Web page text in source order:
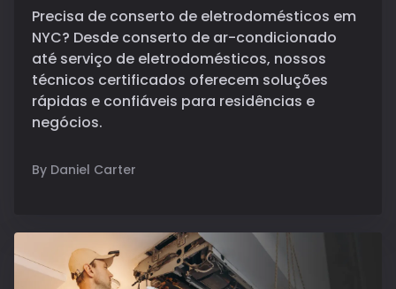
Precisa de conserto de eletrodomésticos em
NYC? Desde conserto de ar-condicionado
até serviço de eletrodomésticos, nossos
técnicos certificados oferecem soluções
rápidas e confiáveis para residências e
negócios.
By Daniel Carter